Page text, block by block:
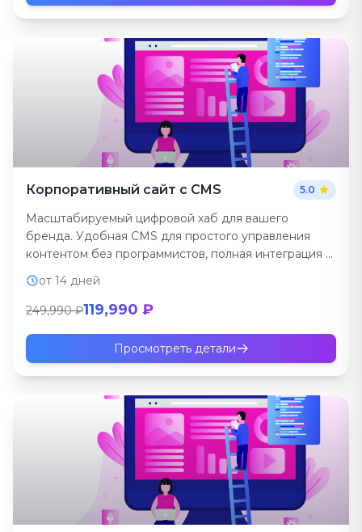
Корпоративный сайт с CMS 5.0
Масштабируемый цифровой хаб для вашего
бренда. Удобная CMS для простого управления
контентом без программистов, полная интеграция с
CRM, сервисами и а...
от 14 дней
249,990 ₽119,990 ₽
Просмотреть детали